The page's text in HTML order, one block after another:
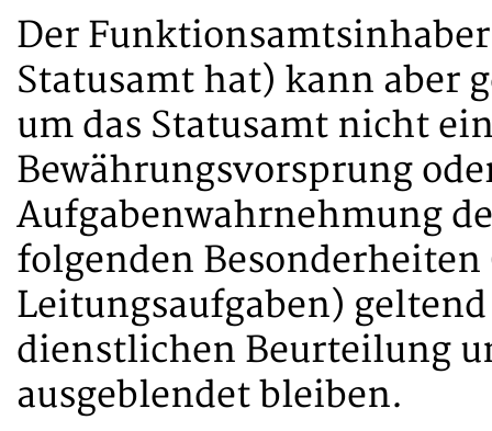
Der
Statusamt hat) kann aber
um das Statusamt nicht
Bewährungsvorsprung
Aufgabenwahrnehmung
folgenden
Leitungsaufgaben)
dienstlichen Beurteilung
ausgeblendet bleiben.